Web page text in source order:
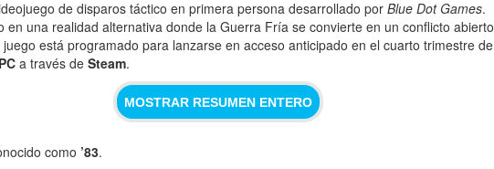
de disparos táctico en primera persona desarrollado por Blue Dot Games.
en una realidad alternativa donde la Guerra Fría se convierte en un conflicto abierto
está programado para lanzarse en acceso anticipado en el cuarto trimestre de
PC a través de Steam.
MOSTRAR RESUMEN ENTERO
como ’83.